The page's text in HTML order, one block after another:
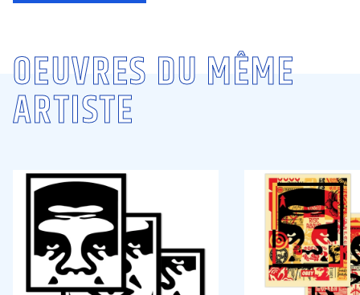
OEUVRES DU MÊME
ARTISTE